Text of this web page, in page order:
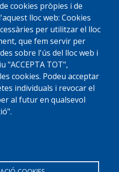
cookies pròpies i de
lloc web: Cookies
per utilitzar el lloc
que fem servir per
sobre l'ús del lloc web i
"ACCEPTA TOT",
cookies. Podeu acceptar
individuals i revocar el
al futur en qualsevol